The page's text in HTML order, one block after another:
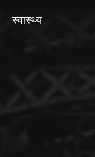
स्वास्थ्य